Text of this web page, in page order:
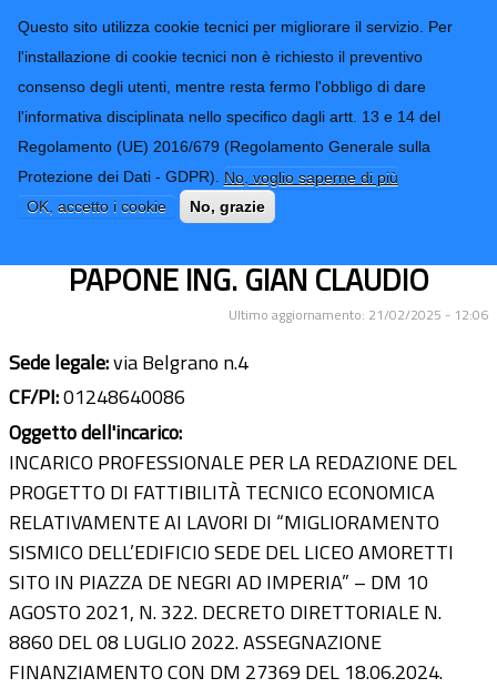
Questo sito utilizza cookie tecnici per migliorare il servizio. Per
l'installazione di cookie tecnici non è richiesto il preventivo
consenso degli utenti, mentre resta fermo l'obbligo di dare
l'informativa disciplinata nello specifico dagli artt. 13 e 14 del
Regolamento (UE) 2016/679 (Regolamento Generale sulla
Protezione dei Dati - GDPR). No, voglio saperne di più
OK, accetto i cookie
No, grazie
Provincia di
Imperia
CONTATTI-URP
TRASPARENZA
Form di ricerca
STUDIO “ NG” DI INGEGNERIA E
ARCHITETTURA ASSOCIATO DI
PAPONE ING. GIAN CLAUDIO
Ultimo aggiornamento: 21/02/2025 - 12:06
Sede legale:via Belgrano n.4
CF/PI:01248640086
Oggetto dell'incarico:
INCARICO PROFESSIONALE PER LA REDAZIONE DEL
PROGETTO DI FATTIBILITÀ TECNICO ECONOMICA
RELATIVAMENTE AI LAVORI DI “MIGLIORAMENTO
SISMICO DELL’EDIFICIO SEDE DEL LICEO AMORETTI
SITO IN PIAZZA DE NEGRI AD IMPERIA” – DM 10
AGOSTO 2021, N. 322. DECRETO DIRETTORIALE N.
8860 DEL 08 LUGLIO 2022. ASSEGNAZIONE
FINANZIAMENTO CON DM 27369 DEL 18.06.2024.